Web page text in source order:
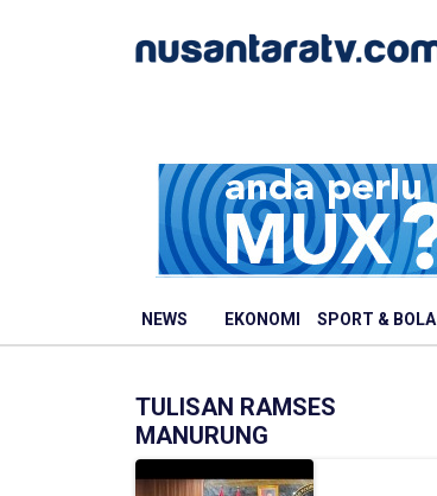
NEWS EKONOMI SPORT & BOLA
TULISAN RAMSES
MANURUNG